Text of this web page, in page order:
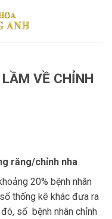
VỀ CHỈNH
răng/chỉnh nha
20% ​​bệnh nhân
thống kê khác đưa ra
số bệnh nhân chỉnh